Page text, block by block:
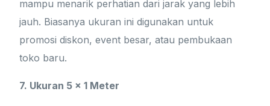
mampu menarik perhatian dari jarak yang lebih
jauh. Biasanya ukuran ini digunakan untuk
promosi diskon, event besar, atau pembukaan
toko baru.
7. Ukuran 5 x 1 Meter